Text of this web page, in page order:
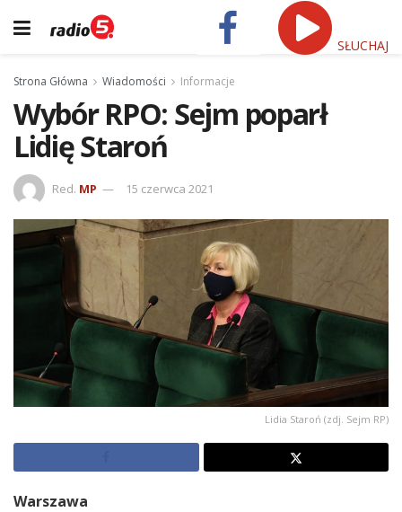
SŁUCHAJ
Strona Główna Wiadomości Informacje
Wybór RPO: Sejm poparł
Lidię Staroń
Red. MP 15 czerwca 2021
Lidia Staroń (zdj. Sejm RP)
Warszawa